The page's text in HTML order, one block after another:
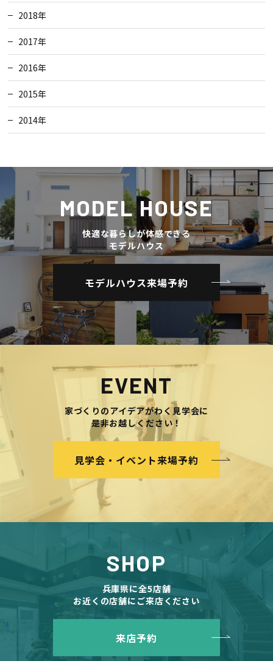
2018年
2017年
2016年
2015年
2014年
MODEL HOUSE
快適な暮らしが体感できる
モデルハウス
モデルハウス来場予約
EVENT
家づくりのアイデアがわく見学会に
是非お越しください！
見学会・イベント来場予約
SHOP
兵庫県に全5店舗
お近くの店舗にご来店ください
来店予約